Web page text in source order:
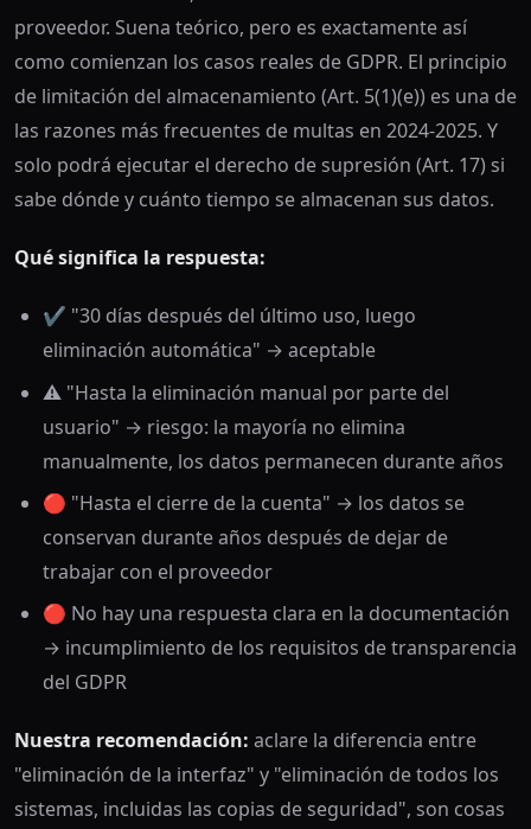
proveedor. Suena teórico, pero es exactamente así
como comienzan los casos reales de GDPR. El principio
de limitación del almacenamiento (Art. 5(1)(e)) es una de
las razones más frecuentes de multas en 2024-2025. Y
solo podrá ejecutar el derecho de supresión (Art. 17) si
sabe dónde y cuánto tiempo se almacenan sus datos.
Qué significa la respuesta:
✔️ "30 días después del último uso, luego
eliminación automática" → aceptable
⚠️ "Hasta la eliminación manual por parte del
usuario" → riesgo: la mayoría no elimina
manualmente, los datos permanecen durante años
🔴 "Hasta el cierre de la cuenta" → los datos se
conservan durante años después de dejar de
trabajar con el proveedor
🔴 No hay una respuesta clara en la documentación
→ incumplimiento de los requisitos de transparencia
del GDPR
Nuestra recomendación: aclare la diferencia entre
"eliminación de la interfaz" y "eliminación de todos los
sistemas, incluidas las copias de seguridad", son cosas